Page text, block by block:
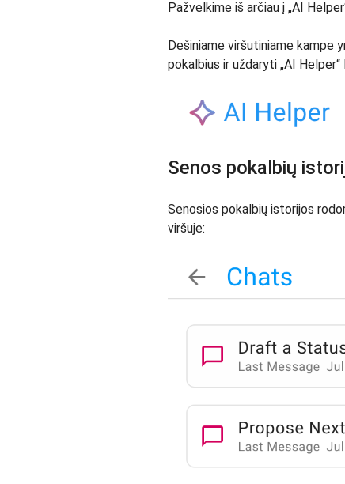
Pažvelkime iš arčiau į „AI
Dešiniame viršutiniame kampe
pokalbius ir uždaryti „AI Helper“
Senos pokalbių
Senosios pokalbių istorijos
viršuje: